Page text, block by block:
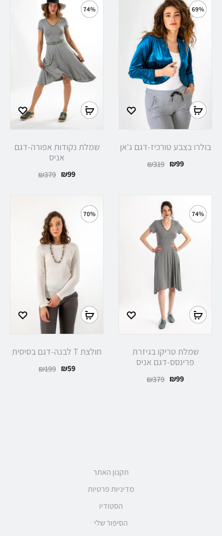
69%
בולרו בצבע טורכיז-דגם ג'אן
₪319 ₪99
74%
שמלת נקודות אפורה-דגם
אניס
₪379 ₪99
74%
שמלת טריקו בגיזרת
פרינסס-דגם אניס
₪379 ₪99
70%
חולצת T לבנה-דגם בסיסית
₪199 ₪59
תקנון האתר
מדיניות פרטיות
הסטודיו
הסיפור שלי